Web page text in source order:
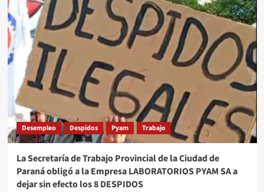
nueva
ola
de
despidos
en
la
fábrica
de
Gualeguaychú
Desempleo Despidos Pyam Trabajo
La Secretaría de Trabajo Provincial de la Ciudad de
Paraná obligó a la Empresa LABORATORIOS PYAM SA a
dejar sin efecto los 8 DESPIDOS